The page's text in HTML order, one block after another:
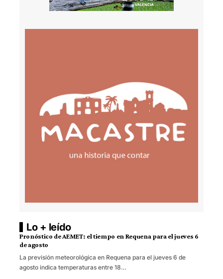
Lo + leído
Pronóstico de AEMET: el tiempo en Requena para el jueves 6
de agosto
La previsión meteorológica en Requena para el jueves 6 de
agosto indica temperaturas entre 18…